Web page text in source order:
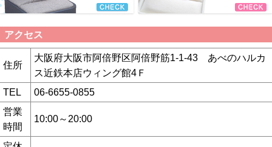
アクセス
住所
大阪府大阪市阿倍野区阿倍野筋1-1-43 あべのハルカ
ス近鉄本店ウィング館4Ｆ
TEL
06-6655-0855
営業
時間
10:00～20:00